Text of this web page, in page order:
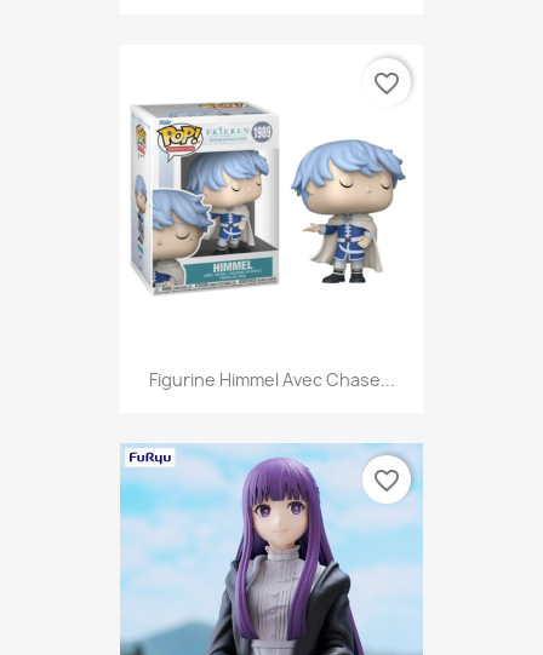
Figurine Himmel Avec Chase...
favorite_border
favorite_border